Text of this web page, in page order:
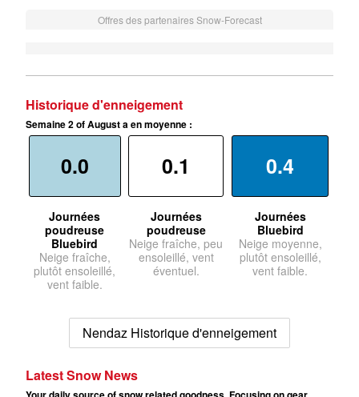
Offres des partenaires Snow-Forecast
Historique d'enneigement
Semaine 2 of August a en moyenne :
0.0
Journées
poudreuse
Bluebird
Neige fraîche,
plutôt ensoleillé,
vent faible.
0.1
Journées
poudreuse
Neige fraîche, peu
ensoleillé, vent
éventuel.
0.4
Journées
Bluebird
Neige moyenne,
plutôt ensoleillé,
vent faible.
Nendaz Historique d'enneigement